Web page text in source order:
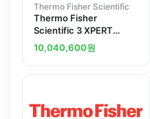
Thermo Fisher Scientific
Thermo Fisher
Scientific 3 XPERT
BALANCE ENCLOSURE
WIT 3930321
10,040,600원